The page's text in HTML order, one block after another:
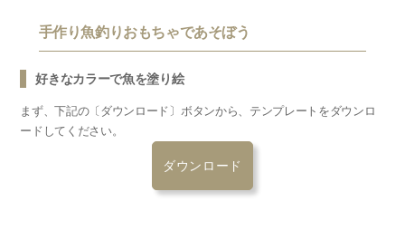
手作り魚釣りおもちゃであそぼう
好きなカラーで魚を塗り絵
まず、下記の〔ダウンロード〕ボタンから、テンプレートをダウンロ
ードしてください。
ダウンロード